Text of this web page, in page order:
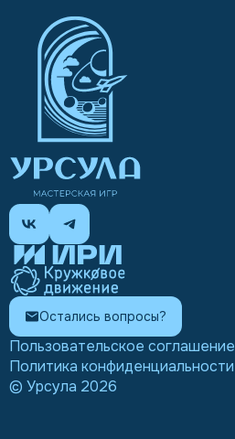
Остались вопросы?
Пользовательское соглашение
Политика конфиденциальности
© Урсула 2026